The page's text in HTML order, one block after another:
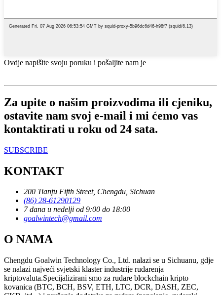
Ovdje napišite svoju poruku i pošaljite nam je
Za upite o našim proizvodima ili cjeniku,
ostavite nam svoj e-mail i mi ćemo vas
kontaktirati u roku od 24 sata.
SUBSCRIBE
KONTAKT
200 Tianfu Fifth Street, Chengdu, Sichuan
(86) 28-61290129
7 dana u nedelji od 9:00 do 18:00
goalwintech@gmail.com
O NAMA
Chengdu Goalwin Technology Co., Ltd. nalazi se u Sichuanu, gdje
se nalazi najveći svjetski klaster industrije rudarenja
kriptovaluta.Specijalizirani smo za rudare blockchain kripto
kovanica (BTC, BCH, BSV, ETH, LTC, DCR, DASH, ZEC,